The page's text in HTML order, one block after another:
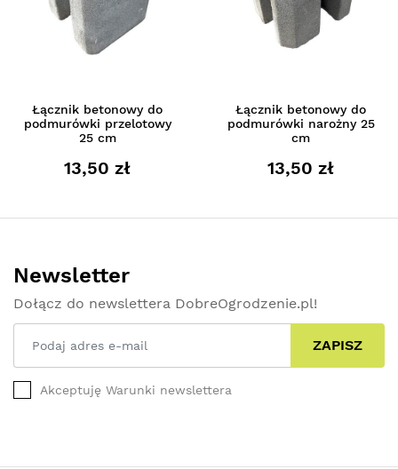
Łącznik betonowy do
podmurówki przelotowy
25 cm
13,50 zł
Łącznik betonowy do
podmurówki narożny 25
cm
13,50 zł
Newsletter
Dołącz do newslettera DobreOgrodzenie.pl!
ZAPISZ
Akceptuję Warunki newslettera